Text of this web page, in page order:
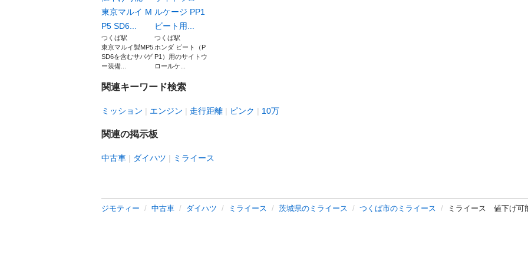
東京マルイ M
P5 SD6...
つくば駅
東京マルイ製MP5
SD6を含むサバゲ
ー装備...
ルケージ PP1
ビート用...
つくば駅
ホンダ ビート（P
P1）用のサイトウ
ロールケ...
関連キーワード検索
ミッション エンジン 走行距離 ピンク 10万
関連の掲示板
中古車 ダイハツ ミライース
ジモティー 中古車 ダイハツ ミライース 茨城県のミライース つくば市のミライース ミライース 値下げ可